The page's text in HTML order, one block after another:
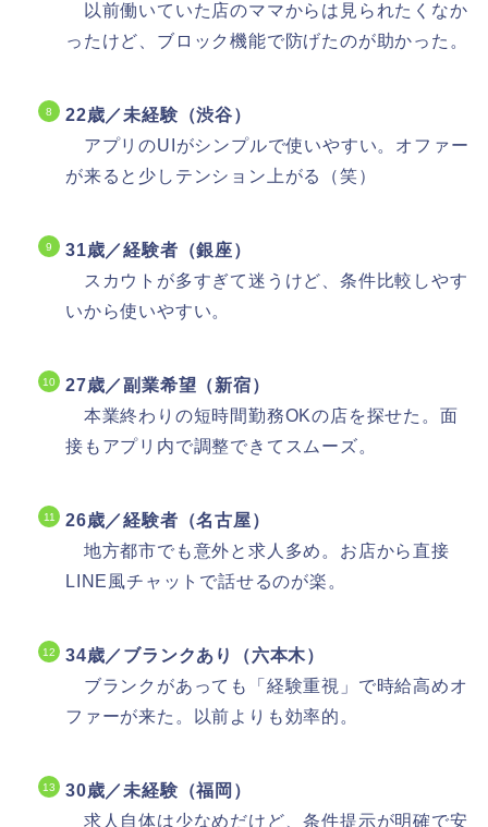
以前働いていた店のママからは見られたくなか
ったけど、ブロック機能で防げたのが助かった。
22歳／未経験（渋谷）
アプリのUIがシンプルで使いやすい。オファー
が来ると少しテンション上がる（笑）
31歳／経験者（銀座）
スカウトが多すぎて迷うけど、条件比較しやす
いから使いやすい。
27歳／副業希望（新宿）
本業終わりの短時間勤務OKの店を探せた。面
接もアプリ内で調整できてスムーズ。
26歳／経験者（名古屋）
地方都市でも意外と求人多め。お店から直接
LINE風チャットで話せるのが楽。
34歳／ブランクあり（六本木）
ブランクがあっても「経験重視」で時給高めオ
ファーが来た。以前よりも効率的。
30歳／未経験（福岡）
求人自体は少なめだけど、条件提示が明確で安